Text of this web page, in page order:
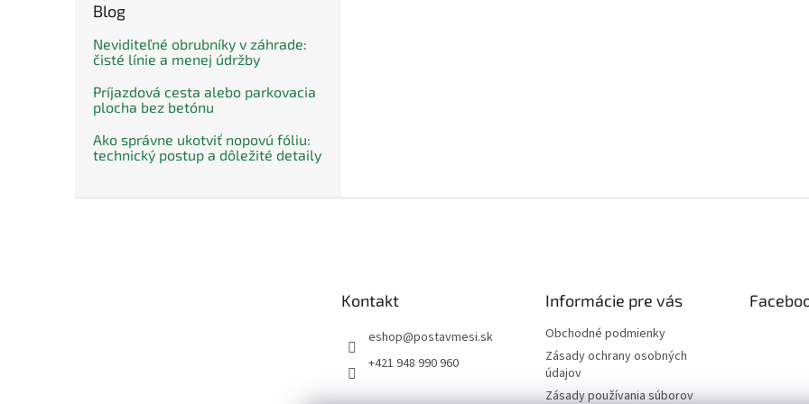
Blog
Neviditeľné obrubníky v záhrade:
čisté línie a menej údržby
Príjazdová cesta alebo parkovacia
plocha bez betónu
Ako správne ukotviť nopovú fóliu:
technický postup a dôležité detaily
Kontakt
eshop@postavmesi.sk
+421 948 990 960
Informácie pre vás
Obchodné podmienky
Zásady ochrany osobných
údajov
Zásady používania súborov